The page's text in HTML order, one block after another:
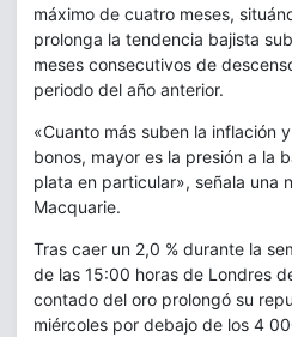
máximo de cuatro meses,
prolonga la tendencia bajista
meses consecutivos de
periodo del año anterior.
«Cuanto más suben la inflación
bonos, mayor es la presión a la
plata en particular», señala una
Macquarie.
Tras caer un 2,0 % durante la
de las 15:00 horas de Londres
contado del oro prolongó su
miércoles por debajo de los 4